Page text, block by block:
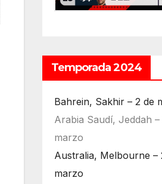
Temporada 2024
Bahrein, Sakhir – 2 de
Arabia Saudí, Jeddah –
marzo
Australia, Melbourne –
marzo